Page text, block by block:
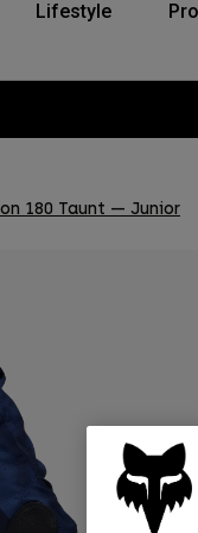
Lifestyle
180 Taunt — Junior